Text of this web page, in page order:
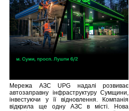
Мережа АЗС UPG надалі розвиває
автозаправну інфраструктуру Сумщини,
інвестуючи у її відновлення. Компанія
відкрила ще одну АЗС в місті. Нова